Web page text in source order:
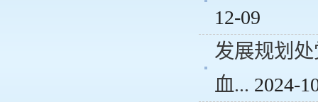
12-09
发展规划
血... 2024-